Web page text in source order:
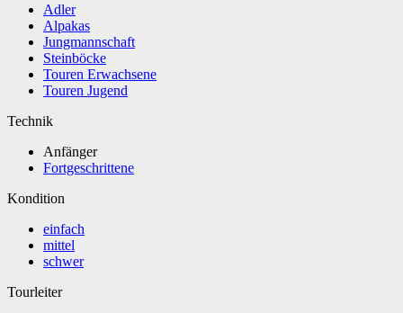
Adler
Alpakas
Jungmannschaft
Steinböcke
Touren Erwachsene
Touren Jugend
Technik
Anfänger
Fortgeschrittene
Kondition
einfach
mittel
schwer
Tourleiter